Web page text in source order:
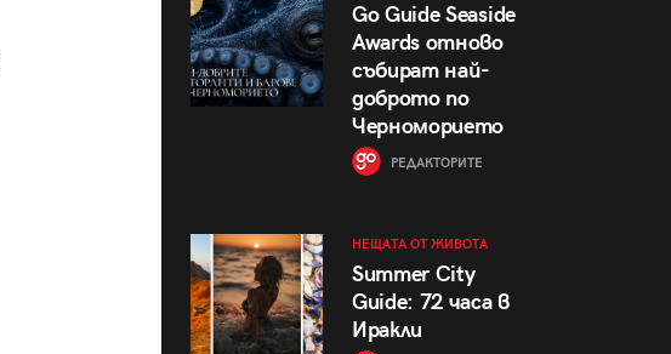
Go Guide Seaside
Awards отново
събират най-
доброто по
Черноморието
РЕДАКТОРИТЕ
НЕЩАТА ОТ ЖИВОТА
Summer City
Guide: 72 часа в
Иракли